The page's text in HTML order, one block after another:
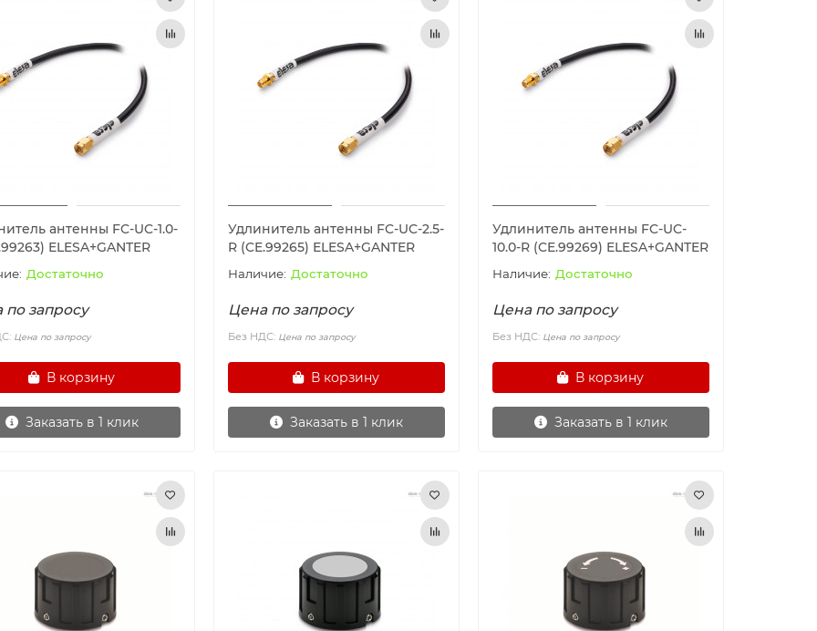
антенны FC-UC-1.0-
ELESA+GANTER
Достаточно
по запросу
Цена по запросу
В корзину
Заказать в 1 клик
Удлинитель антенны FC-UC-2.5-
R (CE.99265) ELESA+GANTER
Достаточно
Цена по запросу
Без НДС: Цена по запросу
В корзину
Заказать в 1 клик
Удлинитель антенны FC-UC-
10.0-R (CE.99269) ELESA+GANTER
Достаточно
Цена по запросу
Без НДС: Цена по запросу
В корзину
Заказать в 1 клик